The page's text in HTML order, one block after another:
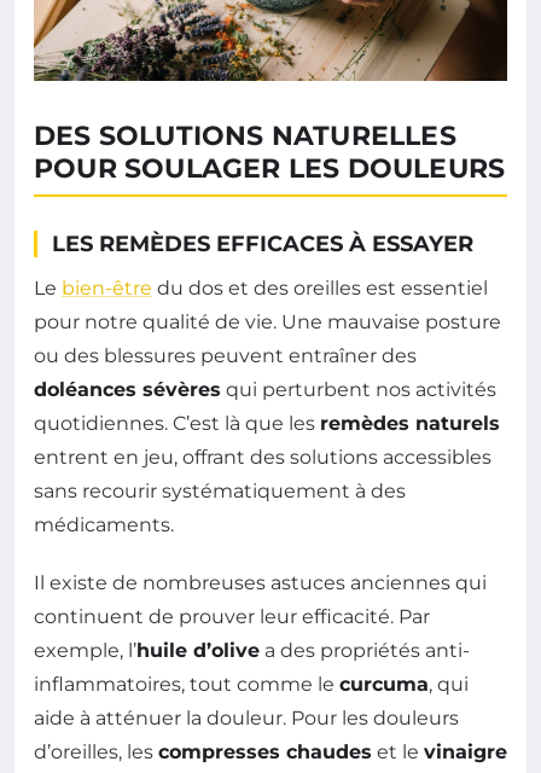
DES SOLUTIONS NATURELLES
POUR SOULAGER LES DOULEURS
LES REMÈDES EFFICACES À ESSAYER
Le bien-être du dos et des oreilles est essentiel
pour notre qualité de vie. Une mauvaise posture
ou des blessures peuvent entraîner des
doléances sévères qui perturbent nos activités
quotidiennes. C’est là que les remèdes naturels
entrent en jeu, offrant des solutions accessibles
sans recourir systématiquement à des
médicaments.
Il existe de nombreuses astuces anciennes qui
continuent de prouver leur efficacité. Par
exemple, l’huile d’olive a des propriétés anti-
inflammatoires, tout comme le curcuma, qui
aide à atténuer la douleur. Pour les douleurs
d’oreilles, les compresses chaudes et le vinaigre